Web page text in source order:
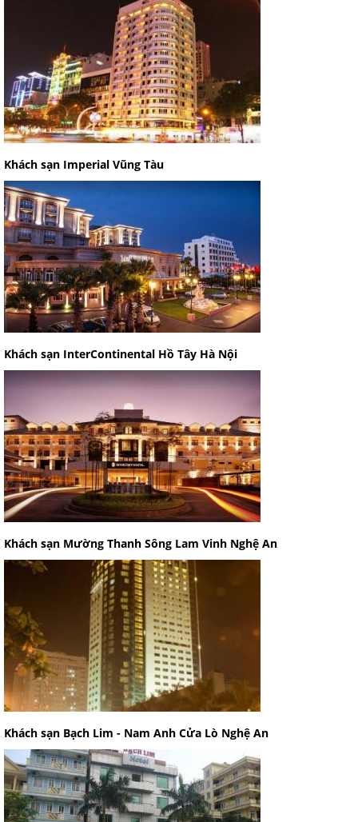
Khách sạn Imperial Vũng Tàu
Khách sạn InterContinental Hồ Tây Hà Nội
Khách sạn Mường Thanh Sông Lam Vinh Nghệ An
Khách sạn Bạch Lim - Nam Anh Cửa Lò Nghệ An